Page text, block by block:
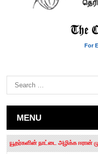
For
MENU
தமிழக சட்டப்பேரவையில்
யூதர்களின் நாட்டை அழிக்க ஈரான்
“மக்களால் நிராகரிக்கப்பட்டவர்